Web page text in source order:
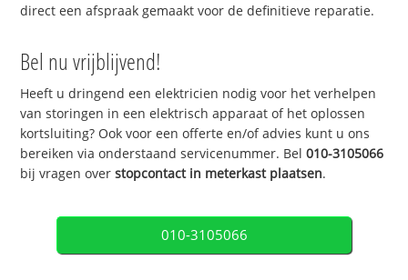
direct een afspraak gemaakt voor de definitieve reparatie.
Bel nu vrijblijvend!
Heeft u dringend een elektricien nodig voor het verhelpen
van storingen in een elektrisch apparaat of het oplossen
kortsluiting? Ook voor een offerte en/of advies kunt u ons
bereiken via onderstaand servicenummer. Bel010-3105066
bij vragen overstopcontact in meterkast plaatsen.
010-3105066